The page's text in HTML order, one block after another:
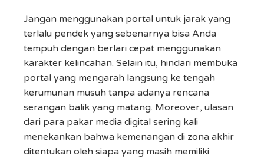
Jangan menggunakan portal untuk jarak yang
terlalu pendek yang sebenarnya bisa Anda
tempuh dengan berlari cepat menggunakan
karakter kelincahan. Selain itu, hindari membuka
portal yang mengarah langsung ke tengah
kerumunan musuh tanpa adanya rencana
serangan balik yang matang. Moreover, ulasan
dari para pakar media digital sering kali
menekankan bahwa kemenangan di zona akhir
ditentukan oleh siapa yang masih memiliki